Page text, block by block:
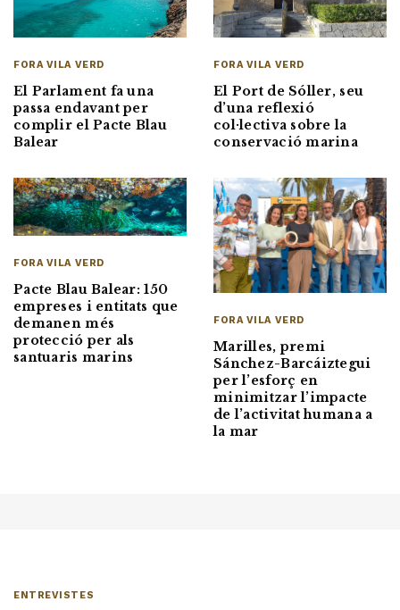
FORA VILA VERD
El Parlament fa una
passa endavant per
complir el Pacte Blau
Balear
FORA VILA VERD
El Port de Sóller, seu
d’una reflexió
col·lectiva sobre la
conservació marina
FORA VILA VERD
Pacte Blau Balear: 150
empreses i entitats que
demanen més
protecció per als
santuaris marins
FORA VILA VERD
Marilles, premi
Sánchez-Barcáiztegui
per l’esforç en
minimitzar l’impacte
de l’activitat humana a
la mar
ENTREVISTES